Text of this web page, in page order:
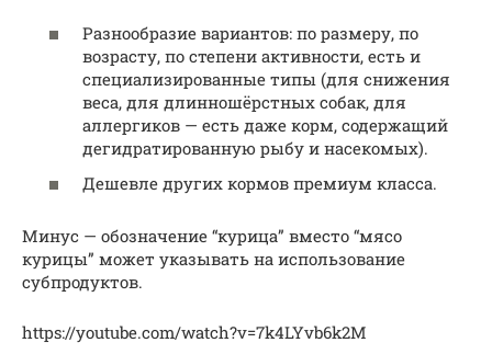
Разнообразие вариантов: по размеру, по
возрасту, по степени активности, есть и
специализированные типы (для снижения
веса, для длинношёрстных собак, для
аллергиков — есть даже корм, содержащий
дегидратированную рыбу и насекомых).
Дешевле других кормов премиум класса.
Минус — обозначение “курица” вместо “мясо
курицы” может указывать на использование
субпродуктов.
https://youtube.com/watch?v=7k4LYvb6k2M